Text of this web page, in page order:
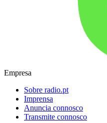
Empresa
Sobre radio.pt
Imprensa
Anuncia connosco
Transmite connosco